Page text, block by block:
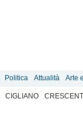
Politica Attualità Arte
CIGLIANO